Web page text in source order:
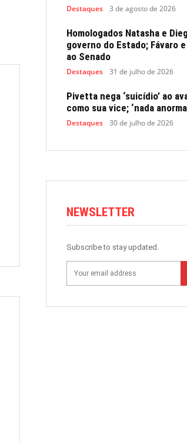
Destaques 3 de agosto de 2026
Homologados Natasha e
governo do Estado; Fávaro
ao Senado
Destaques 31 de julho de 2026
Pivetta nega ‘suicídio’ ao
como sua vice; ‘nada
Destaques 30 de julho de 2026
NEWSLETTER
Subscribe to stay updated.